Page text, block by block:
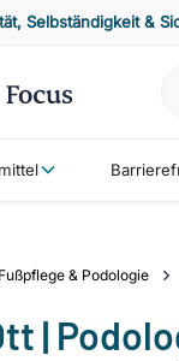
Selbständigkeit &
& Podologie
|